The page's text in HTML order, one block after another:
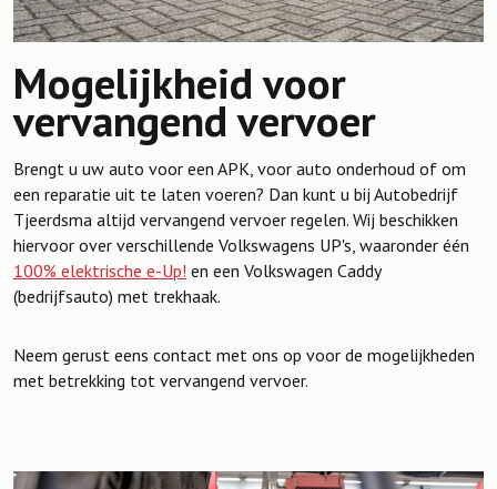
Mogelijkheid voor
vervangend vervoer
Brengt u uw auto voor een APK, voor auto onderhoud of om
een reparatie uit te laten voeren? Dan kunt u bij Autobedrijf
Tjeerdsma altijd vervangend vervoer regelen. Wij beschikken
hiervoor over verschillende Volkswagens UP's, waaronder één
100% elektrische e-Up! en een Volkswagen Caddy
(bedrijfsauto) met trekhaak.
Neem gerust eens contact met ons op voor de mogelijkheden
met betrekking tot vervangend vervoer.